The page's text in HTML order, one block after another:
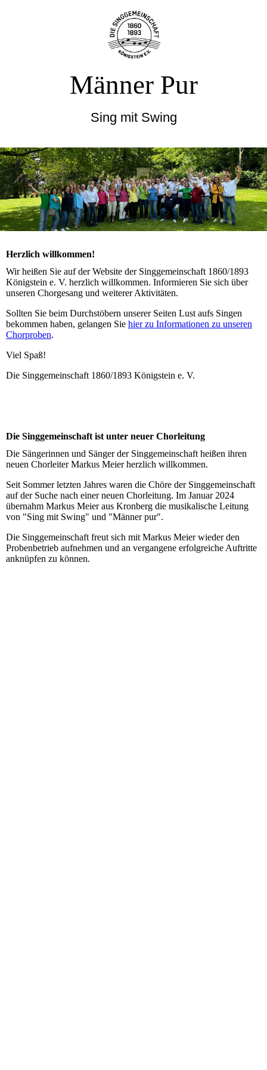
Männer Pur
Sing mit Swing
Herzlich willkommen!
Wir heißen Sie auf der Website der Singgemeinschaft 1860/1893
Königstein e. V. herzlich willkommen. Informieren Sie sich über
unseren Chorgesang und weiterer Aktivitäten.
Sollten Sie beim Durchstöbern unserer Seiten Lust aufs Singen
bekommen haben, gelangen Sie hier zu Informationen zu unseren
Chorproben.
Viel Spaß!
Die Singgemeinschaft 1860/1893 Königstein e. V.
Die Singgemeinschaft ist unter neuer Chorleitung
Die Sängerinnen und Sänger der Singgemeinschaft heißen ihren
neuen Chorleiter Markus Meier herzlich willkommen.
Seit Sommer letzten Jahres waren die Chöre der Singgemeinschaft
auf der Suche nach einer neuen Chorleitung. Im Januar 2024
übernahm Markus Meier aus Kronberg die musikalische Leitung
von "Sing mit Swing" und "Männer pur".
Die Singgemeinschaft freut sich mit Markus Meier wieder den
Probenbetrieb aufnehmen und an vergangene erfolgreiche Auftritte
anknüpfen zu können.